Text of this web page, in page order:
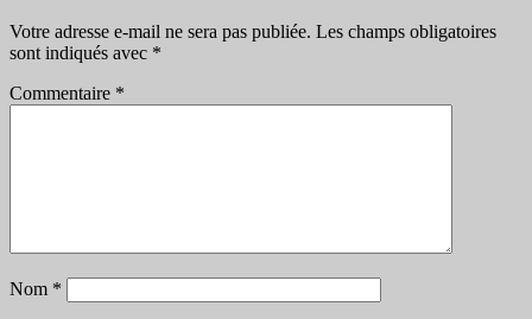
Votre adresse e-mail ne sera pas publiée. Les champs obligatoires
sont indiqués avec *
Commentaire *
Nom *